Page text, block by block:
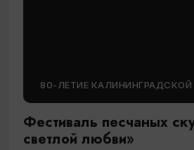
80-ЛЕТИЕ
Фестиваль песчаных
светлой любви»